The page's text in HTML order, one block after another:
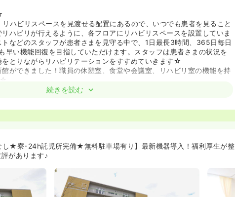
ハビリスペースを見渡せる配置にあるので、いつでも患者を見ること
ハビリが行えるように、各フロアにリハビリスペースを設置していま
などのスタッフが患者さまを見守る中で、1日最長3時間、365日毎日
早い機能回復を目指していただけます。スタッフは患者さまの状況を
とりながらリハビリテーションをすすめていきます☆
ができました！職員の休憩室、食堂や会議室、リハビリ室の機能を持
☆
回リハ未経験者でも応募可能です。また、ブランクがある方も安心で
スも安心して働けます♪≫
間内！プライベートも充実させることができます♪
間の院内託児所を完備しております！※預かりは0歳児より、夜間は1
場の料金が無料となっています♪
続きを読む
★寮･24h託児所完備★無料駐車場有り】最新機器導入！福利厚生が整
があります♪